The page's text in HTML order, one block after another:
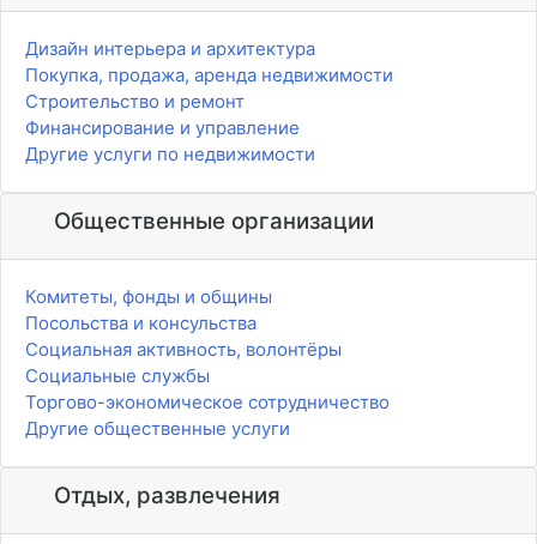
Дизайн интерьера и архитектура
Покупка, продажа, аренда недвижимости
Строительство и ремонт
Финансирование и управление
Другие услуги по недвижимости
Общественные организации
Комитеты, фонды и общины
Посольства и консульства
Социальная активность, волонтёры
Социальные службы
Торгово-экономическое сотрудничество
Другие общественные услуги
Отдых, развлечения